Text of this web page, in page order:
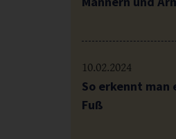
10.02.2024
So erkennt man
Fuß